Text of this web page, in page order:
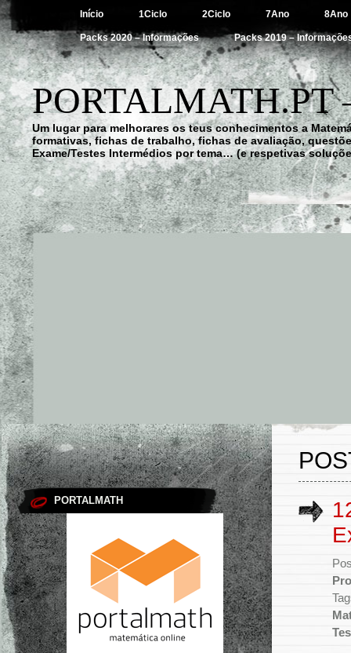
Início 1Ciclo 2Ciclo 7Ano 8Ano
Packs 2020 – Informações Packs 2019 –
Um lugar para melhorares os teus conhecimentos a
formativas, fichas de trabalho, fichas de avaliação,
Exame/Testes Intermédios por tema… (e respetivas
PORTALMATH